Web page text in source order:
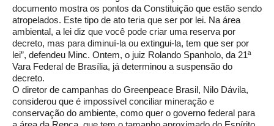
documento mostra os pontos da Constituição que estão sendo
atropelados. Este tipo de ato teria que ser por lei. Na área
ambiental, a lei diz que você pode criar uma reserva por
decreto, mas para diminuí-la ou extingui-la, tem que ser por
lei”, defendeu Minc. Ontem, o juiz Rolando Spanholo, da 21ª
Vara Federal de Brasília, já determinou a suspensão do
decreto.
O diretor de campanhas do Greenpeace Brasil, Nilo Dávila,
considerou que é impossível conciliar mineração e
conservação do ambiente, como quer o governo federal para